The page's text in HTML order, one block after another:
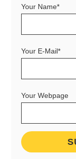
Your Name*
Your E-Mail*
Your Webpage